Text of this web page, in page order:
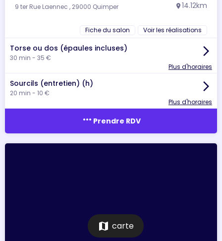
9 ter Rue Laennec , 29000 Quimper location_on 14.12km
Fiche du salon Voir les réalisations
Torse ou dos (épaules incluses)
30 min - 35 €
arrow_forward_ios
Plus d'horaires
Sourcils (entretien) (h)
20 min - 10 €
arrow_forward_ios
Plus d'horaires
more_horiz Prendre RDV
map carte